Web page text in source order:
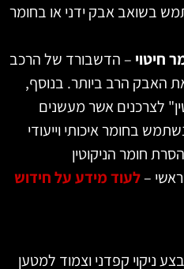
אבק ידני או בחומר
– הדשבורד של הרכב
הרב ביותר. בנוסף,
לצרכנים אשר מעשנים
איכותי וייעודי
חומר הניקוטין
–לעוד מידע על חידוש
קפדני וצמוד למטען